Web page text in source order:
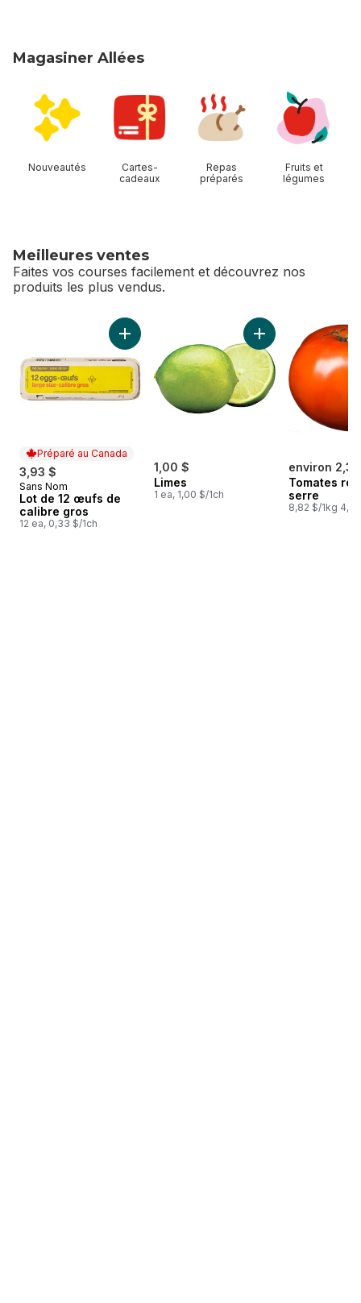
Magasiner Allées
Nouveautés
Cartes-
cadeaux
Repas
préparés
Fruits et
légumes
Meilleures ventes
Faites vos courses facilement et découvrez nos
produits les plus vendus.
sauter Meilleures ventes
Préparé au Canada
3,93 $
Préparé au Canada
Sans Nom
Lot de 12 œufs de
calibre gros
12 ea, 0,33 $/1ch
Ajouter Lot de 12 œufs de calibre gros au
1,00 $
Limes
1 ea, 1,00 $/1ch
Ajouter Limes au
environ
Tomates
serre
8,82 $/1kg